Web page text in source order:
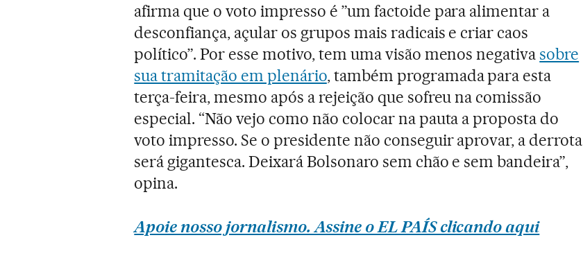
afirma que o voto impresso é ”um factoide para alimentar a
desconfiança, açular os grupos mais radicais e criar caos
político”. Por esse motivo, tem uma visão menos negativasobre
sua tramitação em plenário, também programada para esta
terça-feira, mesmo após a rejeição que sofreu na comissão
especial. “Não vejo como não colocar na pauta a proposta do
voto impresso. Se o presidente não conseguir aprovar, a derrota
será gigantesca. Deixará Bolsonaro sem chão e sem bandeira”,
opina.
Apoie nosso jornalismo. Assine o EL PAÍS clicando aqui